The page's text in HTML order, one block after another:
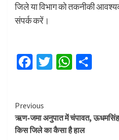
जिले या विभाग को तकनीकी
संपर्क करें।
Facebook
Twitter
Continue
Reading
Previous
ऋण-जमा अनुपात में चंपावत, ऊधमसिंह
किस जिले का कैसा है हाल